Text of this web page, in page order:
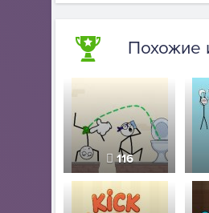
Похожие
116